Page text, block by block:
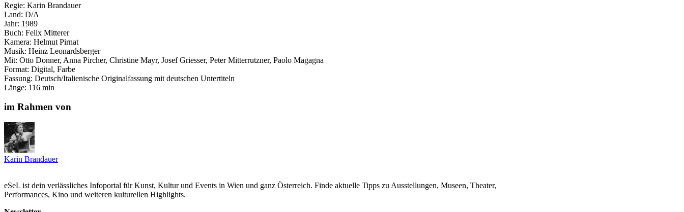
Regie: Karin Brandauer
Land: D/A
Jahr: 1989
Buch: Felix Mitterer
Kamera: Helmut Pirnat
Musik: Heinz Leonardsberger
Mit: Otto Donner, Anna Pircher, Christine Mayr, Josef Griesser, Peter Mitterrutzner, Paolo Magagna
Format: Digital, Farbe
Fassung: Deutsch/Italienische Originalfassung mit deutschen Untertiteln
Länge: 116 min
im Rahmen von
Karin Brandauer
eSeL ist dein verlässliches Infoportal für Kunst, Kultur und Events in Wien und ganz Österreich. Finde aktuelle Tipps zu Ausstellungen, Museen, Theater,
Performances, Kino und weiteren kulturellen Highlights.